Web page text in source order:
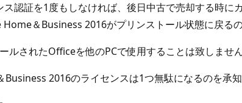
認証を1度もしなければ、後日中古で売却する時に
＆Business 2016がプリンストール状態に戻る
されたOfficeを他のPCで使用することは致しません
2016のライセンスは1つ無駄になるのを承知